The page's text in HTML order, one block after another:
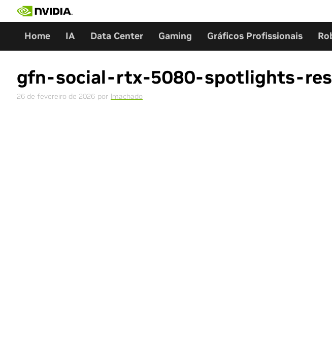
Home IA Data Center Gaming Gráficos Profissionais
gfn-social-rtx-5080-spotlights-
26 de fevereiro de 2026 por lmachado